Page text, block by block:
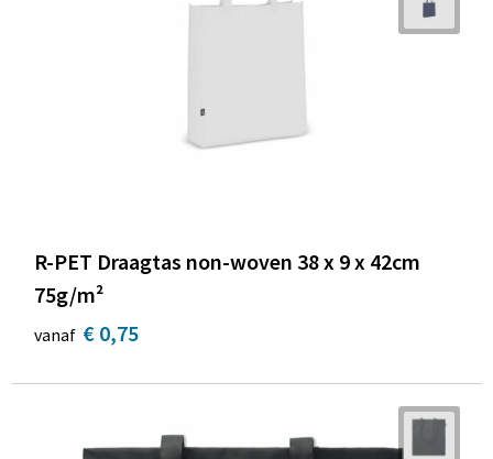
R-PET Draagtas non-woven 38 x 9 x 42cm
75g/m²
vanaf € 0,75